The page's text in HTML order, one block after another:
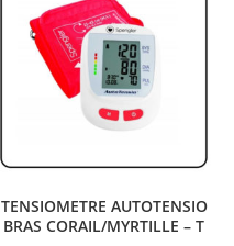
TENSIOMETRE AUTOTENSIO
BRAS CORAIL/MYRTILLE – T